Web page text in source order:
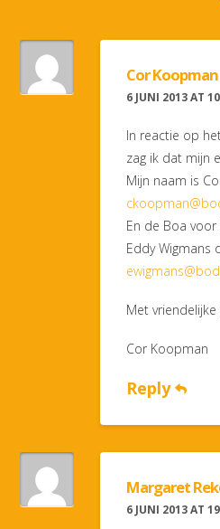
Cor Koopman
6 JUNI 2013 AT
In reactie op
zag ik dat mijn
Mijn naam is
En de Boa voor
Eddy Wigmans
Met vriendelijke
Cor Koopman
Reply
Margaret
6 JUNI 2013 AT